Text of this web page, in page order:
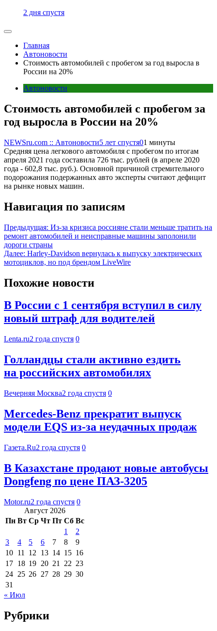
2 дня спустя
Главная
Автоновости
Стоимость автомобилей с пробегом за год выросла в
России на 20%
Автоновости
Стоимость автомобилей с пробегом за
год выросла в России на 20%
NEWSru.com :: Автоновости5 лет спустя01 минуты
Средняя цена легкового автомобиля с пробегом по итогам
апреля 2021 года составила 726 тыс. рублей (в апреле 2020
года - 602,8 тыс. руб.). Основной причиной стремительного
подорожания подержанных авто эксперты считают дефицит
на рынке новых машин.
Навигация по записям
Предыдущая: Из-за кризиса россияне стали меньше тратить на
ремонт автомобилей и неисправные машины заполонили
дороги страны
Далее: Harley-Davidson вернулась к выпуску электрических
мотоциклов, но под брендом LiveWire
Похожие новости
В России с 1 сентября вступил в силу
новый штраф для водителей
Lenta.ru2 года спустя 0
Голландцы стали активно ездить
на российских автомобилях
Вечерняя Москва2 года спустя 0
Mercedes-Benz прекратит выпуск
модели EQS из-за неудачных продаж
Газета.Ru2 года спустя 0
В Казахстане продают новые автобусы
Dongfeng по цене ПАЗ-3205
Motor.ru2 года спустя 0
Август 2026
Пн Вт Ср Чт Пт Сб Вс
1
2
3
4 5 6 7 8
9
10 11 12 13 14 15 16
17 18 19 20 21 22 23
24 25 26 27 28 29 30
31
« Июл
Рубрики